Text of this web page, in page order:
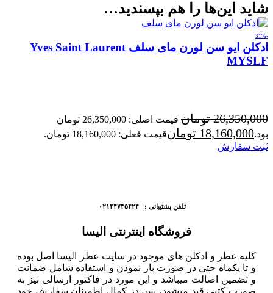
شاید این‌ها را هم بپسندید…
-31%
ادکلن ایو سن لورن مای سلف Yves Saint Laurent
MYSLF
26,350,000 تومان
قیمت اصلی: 26,350,000 تومان
بود.18,160,000 تومانقیمت فعلی: 18,160,000 تومان.
ثبت سفارش
تلفن پشتیبانی : ۰۲۱۴۴۷۳۵۴۲۴
فروشگاه اینترنتی الیسا
کلیه عطر و ادکلن های موجود در سایت عطر الیسا اصل بوده
و تا یکماه حتی در صورت باز نمودن و استفاده شامل ضمانت
و تضمین اصالت میباشد و این مورد در فاکتور ارسالی نیز به